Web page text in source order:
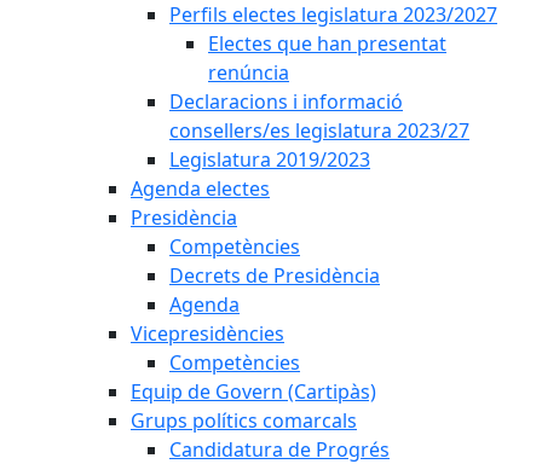
Perfils electes legislatura 2023/2027
Electes que han presentat
renúncia
Declaracions i informació
consellers/es legislatura 2023/27
Legislatura 2019/2023
Agenda electes
Presidència
Competències
Decrets de Presidència
Agenda
Vicepresidències
Competències
Equip de Govern (Cartipàs)
Grups polítics comarcals
Candidatura de Progrés